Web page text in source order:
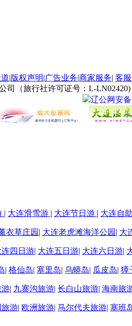
|版权声明|广告业务|商家服务| 客
司（旅行社许可证号：L-LN02420)
辽公网安备
| 大连滑雪游 | 大连节日游 | 大连自
衣草庄园 | 大连老虎滩海洋公园 | 大
连四日游| 大连五日游| 大连六日游|
| 格仙岛| 塞里岛| 乌蟒岛| 瓜皮岛| 獐
游| 九寨沟旅游| 长白山旅游| 海南旅
旅游| 欧洲旅游| 马尔代夫旅游| 塞班